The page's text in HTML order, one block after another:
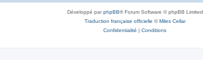
Développé parphpBB® Forum Software © phpBB Limited
Traduction française officielle ©Miles Cellar
Confidentialité | Conditions